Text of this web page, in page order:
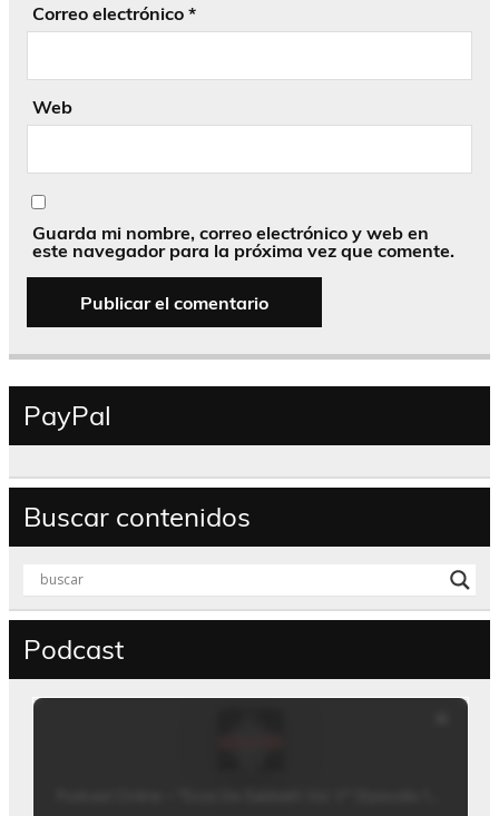
Correo electrónico *
Web
Guarda mi nombre, correo electrónico y web en
este navegador para la próxima vez que comente.
PayPal
Buscar contenidos
Podcast